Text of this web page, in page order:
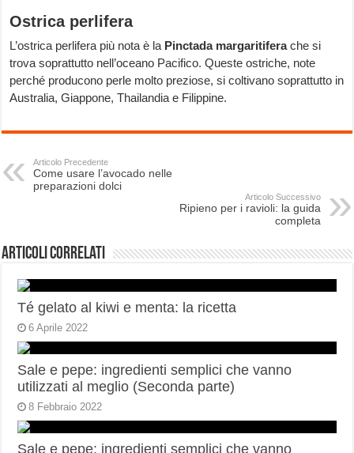
Ostrica perlifera
L’ostrica perlifera più nota è la Pinctada margaritiferache si
trova soprattutto nell’oceano Pacifico. Queste ostriche, note
perché producono perle molto preziose, si coltivano soprattutto in
Australia, Giappone, Thailandia e Filippine.
Articolo Precedente
Come usare l’avocado nelle
preparazioni dolci
Articolo Successivo
Ripieno per i ravioli: la guida
completa
Articoli correlati
Té gelato al kiwi e menta: la ricetta
6 Aprile 2022
Sale e pepe: ingredienti semplici che vanno
utilizzati al meglio (Seconda parte)
8 Febbraio 2022
Sale e pepe: ingredienti semplici che vanno